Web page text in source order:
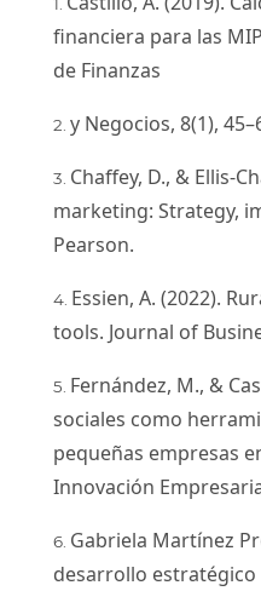
financiera para las
de Finanzas
y Negocios, 8(1),
Chaffey, D., & Ellis-
marketing: Strategy,
Pearson.
Essien, A. (2022).
tools. Journal of
Fernández, M., &
sociales como
pequeñas empresas
Innovación
Gabriela Martínez
desarrollo estratégico